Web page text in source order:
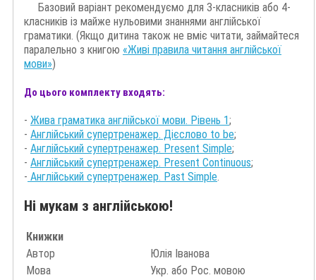
Базовий варіант рекомендуємо для 3-класників або 4-
класників із майже нульовими знаннями англійської
граматики. (Якщо дитина також не вміє читати, займайтеся
паралельно з книгою «Живі правила читання англійської
мови»)
До цього комплекту входять:
- Жива граматика англійської мови. Рівень 1;
- Англійський супертренажер. Дієслово to be;
- Англійський супертренажер. Present Simple;
- Англійський супертренажер. Present Continuous;
- Англійський супертренажер. Past Simple.
Ні мукам з англійською!
Книжки
Автор
Юлія Іванова
Мова
Укр. або Рос. мовою